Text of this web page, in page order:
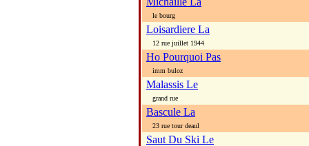
le bourg
Loisardiere La
12 rue juillet 1944
Ho Pourquoi Pas
imm buloz
Malassis Le
grand rue
Bascule La
23 rue tour deaul
Saut Du Ski Le